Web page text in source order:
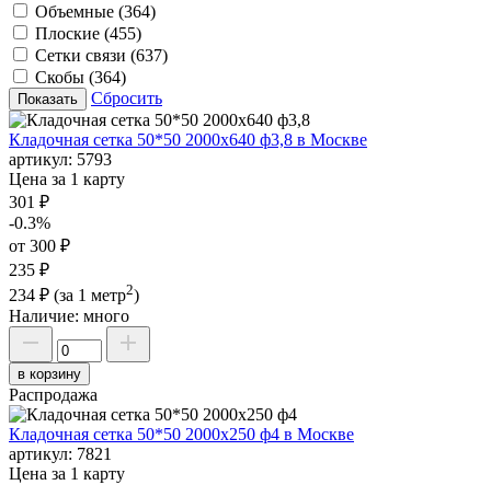
Объемные (364)
Плоские (455)
Сетки связи (637)
Скобы (364)
Сбросить
Кладочная сетка 50*50 2000х640 ф3,8 в Москве
артикул: 5793
Цена за 1 карту
301 ₽
-0.3%
от 300 ₽
235 ₽
234 ₽ (за 1 метр2)
Наличие: много
в корзину
Распродажа
Кладочная сетка 50*50 2000х250 ф4 в Москве
артикул: 7821
Цена за 1 карту